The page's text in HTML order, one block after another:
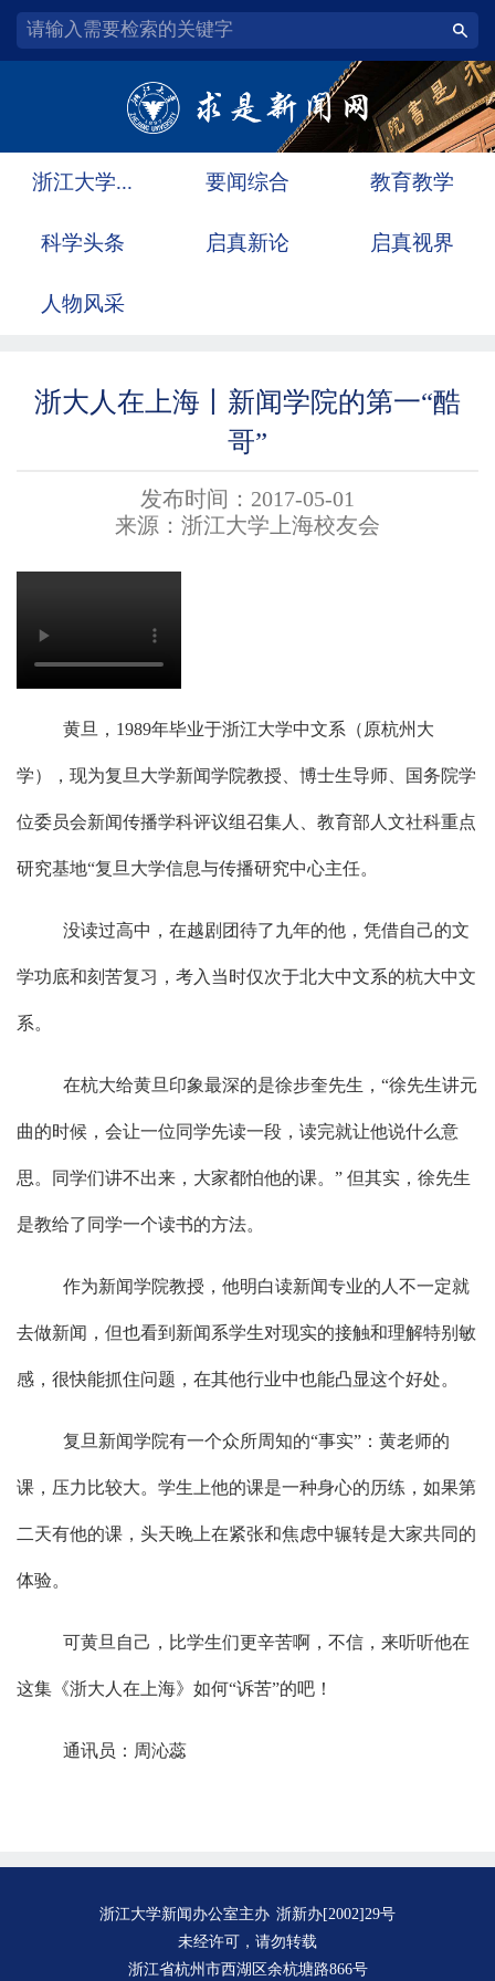
浙江大学... 要闻综合 教育教学
科学头条 启真新论 启真视界
人物风采
浙大人在上海丨新闻学院的第一“酷
哥”
发布时间：2017-05-01
来源：浙江大学上海校友会
黄旦，1989年毕业于浙江大学中文系（原杭州大
学），现为复旦大学新闻学院教授、博士生导师、国务院学
位委员会新闻传播学科评议组召集人、教育部人文社科重点
研究基地“复旦大学信息与传播研究中心主任。
没读过高中，在越剧团待了九年的他，凭借自己的文
学功底和刻苦复习，考入当时仅次于北大中文系的杭大中文
系。
在杭大给黄旦印象最深的是徐步奎先生，“徐先生讲元
曲的时候，会让一位同学先读一段，读完就让他说什么意
思。同学们讲不出来，大家都怕他的课。” 但其实，徐先生
是教给了同学一个读书的方法。
作为新闻学院教授，他明白读新闻专业的人不一定就
去做新闻，但也看到新闻系学生对现实的接触和理解特别敏
感，很快能抓住问题，在其他行业中也能凸显这个好处。
复旦新闻学院有一个众所周知的“事实”：黄老师的
课，压力比较大。学生上他的课是一种身心的历练，如果第
二天有他的课，头天晚上在紧张和焦虑中辗转是大家共同的
体验。
可黄旦自己，比学生们更辛苦啊，不信，来听听他在
这集《浙大人在上海》如何“诉苦”的吧！
通讯员：周沁蕊
浙江大学新闻办公室主办 浙新办[2002]29号
未经许可，请勿转载
浙江省杭州市西湖区余杭塘路866号